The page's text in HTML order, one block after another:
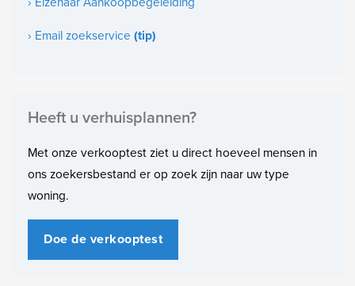
Aantal slaapkamers
Buitenruimte
› Email zoekservice (tip)
Heeft u verhuisplannen?
Met onze verkooptest ziet u direct hoeveel mensen in
ons zoekersbestand er op zoek zijn naar uw type
woning.
Doe de verkooptest